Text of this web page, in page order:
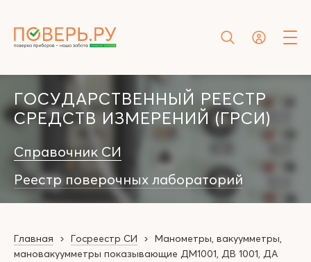
ГОСУДАРСТВЕННЫЙ РЕЕСТР
СРЕДСТВ ИЗМЕРЕНИЙ (ГРСИ)
Справочник СИ
Реестр поверочных лабораторий
Главная Госреестр СИ
Манометры, вакуумметры,
мановакуумметры показывающие ДМ1001, ДВ 1001, ДА